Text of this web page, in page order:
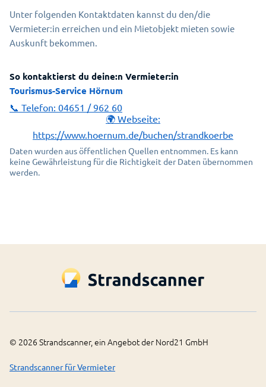
Unter folgenden Kontaktdaten kannst du den/die
Vermieter:in erreichen und ein Mietobjekt mieten sowie
Auskunft bekommen.
So kontaktierst du deine:n Vermieter:in
Tourismus-Service Hörnum
📞 Telefon: 04651 / 962 60
🌍 Webseite:
https://www.hoernum.de/buchen/strandkoerbe
Daten wurden aus öffentlichen Quellen entnommen. Es kann
keine Gewährleistung für die Richtigkeit der Daten übernommen
werden.
© 2026 Strandscanner, ein Angebot der Nord21 GmbH
Strandscanner für Vermieter